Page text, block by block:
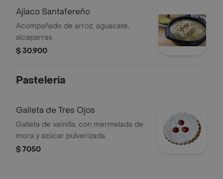
Ajiaco Santafereño
Acompañado de arroz, aguacate,
alcaparras.
$ 30.900
Pastelería
Galleta de Tres Ojos
Galleta de vainilla, con mermelada de
mora y azúcar pulverizada.
$ 7050